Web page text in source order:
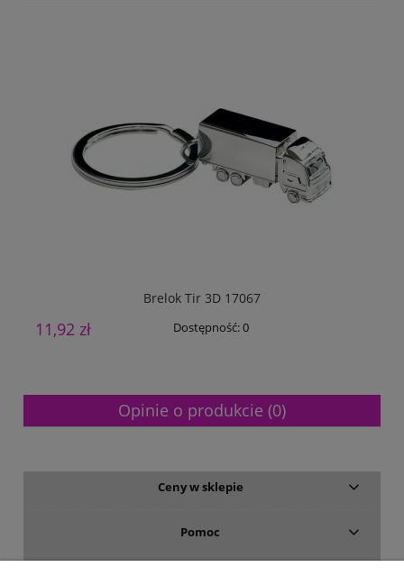
Brelok Tir 3D 17067
11,92 zł Dostępność:0
Opinie o produkcie (0)
Ceny w sklepie
Pomoc